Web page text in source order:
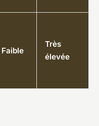
Faible
Très
élevée